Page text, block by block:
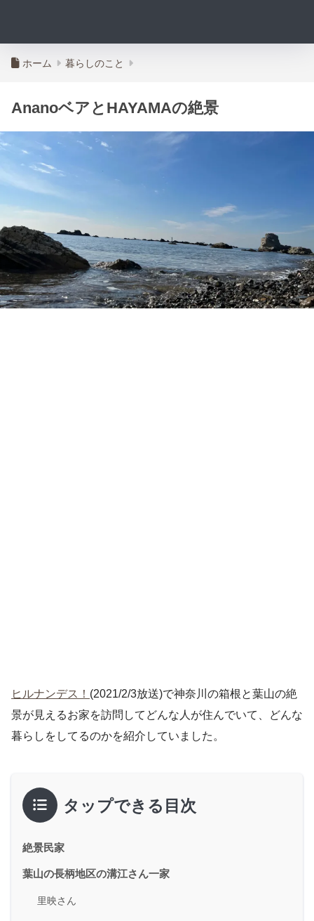
ホーム 暮らしのこと
AnanoベアとHAYAMAの絶景
ヒルナンデス！ (2021/2/3放送)で神奈川の箱根と葉山の絶
景が見えるお家を訪問してどんな人が住んでいて、どんな
暮らしをしてるのかを紹介していました。
タップできる目次
絶景民家
葉山の長柄地区の溝江さん一家
里映さん